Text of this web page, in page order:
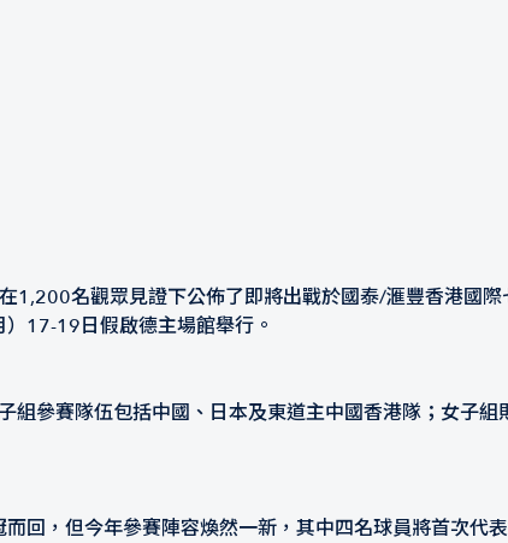
1,200名觀眾見證下公佈了即將出戰於國泰/滙豐香港國
17-19日假啟德主場館舉行。
參賽隊伍包括中國、日本及東道主中國香港隊；女子組
回，但今年參賽陣容煥然一新，其中四名球員將首次代